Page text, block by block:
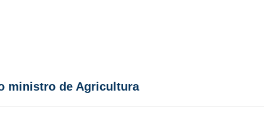
ministro de Agricultura